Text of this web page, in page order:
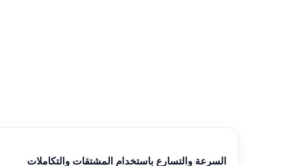
السرعة والتسارع باستخدام المشتقات والتكاملات